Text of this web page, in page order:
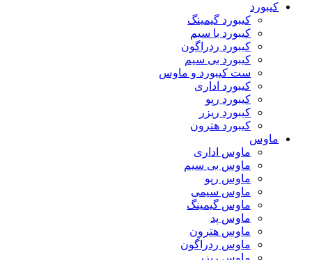
کیبورد
کیبورد گیمینگ
کیبورد با سیم
کیبورد ردراگون
کیبورد بی سیم
ست کیبورد و ماوس
کیبورد اداری
کیبورد رپو
کیبورد ریزر
کیبورد هترون
ماوس
ماوس اداری
ماوس بی سیم
ماوس رپو
ماوس سیمی
ماوس گیمینگ
ماوس پد
ماوس هترون
ماوس ردراگون